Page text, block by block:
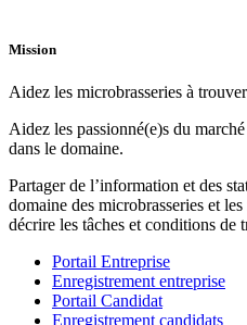
Mission
Aidez les microbrasseries à
Aidez les passionné(e)s du
dans le domaine.
Partager de l’information et des
domaine des microbrasseries et
décrire les tâches et conditions de
Portail Entreprise
Enregistrement entreprise
Portail Candidat
Enregistrement candidats